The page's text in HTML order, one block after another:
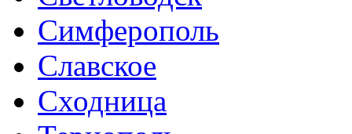
Симферополь
Славское
Сходница